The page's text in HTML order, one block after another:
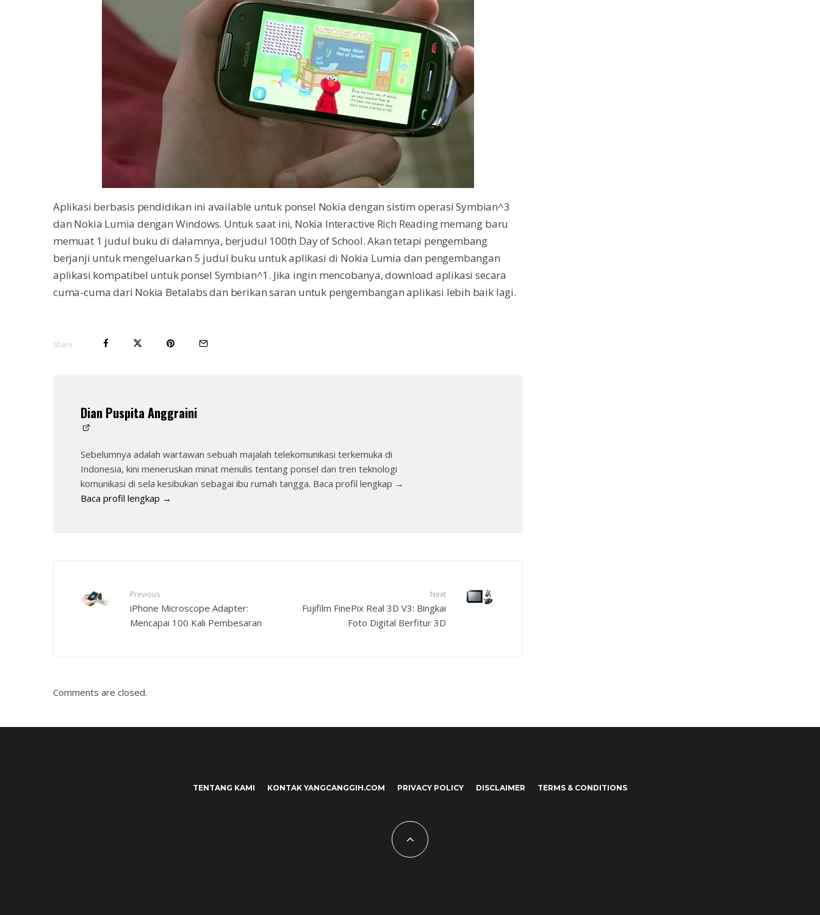
Aplikasi berbasis pendidikan ini available untuk ponsel Nokia dengan sistim operasi Symbian^3
dan Nokia Lumia dengan Windows. Untuk saat ini, Nokia Interactive Rich Reading memang baru
memuat 1 judul buku di dalamnya, berjudul 100th Day of School. Akan tetapi pengembang
berjanji untuk mengeluarkan 5 judul buku untuk aplikasi di Nokia Lumia dan pengembangan
aplikasi kompatibel untuk ponsel Symbian^1. Jika ingin mencobanya, download aplikasi secara
cuma-cuma dari Nokia Betalabs dan berikan saran untuk pengembangan aplikasi lebih baik lagi.
Share
Dian Puspita Anggraini
Sebelumnya adalah wartawan sebuah majalah telekomunikasi terkemuka di
Indonesia, kini meneruskan minat menulis tentang ponsel dan tren teknologi
komunikasi di sela kesibukan sebagai ibu rumah tangga. Baca profil lengkap →
Baca profil lengkap →
Previous
iPhone Microscope Adapter:
Mencapai 100 Kali Pembesaran
Next
Fujifilm FinePix Real 3D V3: Bingkai
Foto Digital Berfitur 3D
Comments are closed.
TENTANG KAMI KONTAK YANGCANGGIH.COM PRIVACY POLICY DISCLAIMER TERMS & CONDITIONS